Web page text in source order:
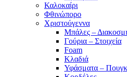
Καλοκαίρι
Φθινώπορο
Χριστούγεννα
Μπάλες –
Γούρια – Στοιχεία
Foam
Κλαδιά
Υφάσματα –